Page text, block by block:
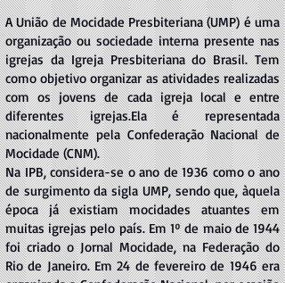
A União de Mocidade Presbiteriana (UMP) é uma
organização ou sociedade interna presente nas
igrejas da Igreja Presbiteriana do Brasil. Tem
como objetivo organizar as atividades realizadas
com os jovens de cada igreja local e entre
diferentes igrejas.Ela é representada
nacionalmente pela Confederação Nacional de
Mocidade (CNM).
Na IPB, considera-se o ano de 1936 como o ano
de surgimento da sigla UMP, sendo que, àquela
época já existiam mocidades atuantes em
muitas igrejas pelo país. Em 1º de maio de 1944
foi criado o Jornal Mocidade, na Federação do
Rio de Janeiro. Em 24 de fevereiro de 1946 era